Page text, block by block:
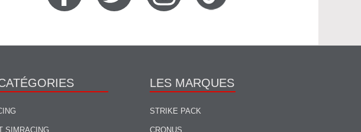
SIMRACING
LES MARQUES
STRIKE PACK
CRONUS